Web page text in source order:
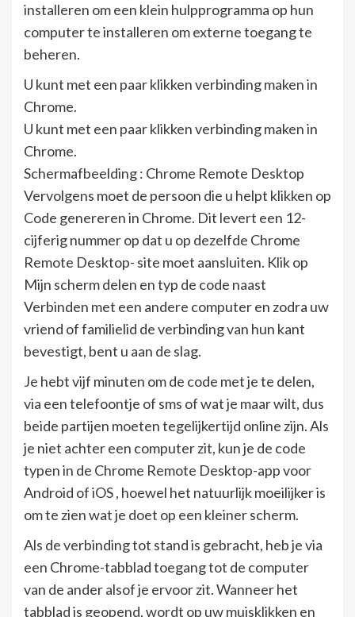
installeren om een ​​klein hulpprogramma op hun
computer te installeren om externe toegang te
beheren.
U kunt met een paar klikken verbinding maken in
Chrome.
U kunt met een paar klikken verbinding maken in
Chrome.
Schermafbeelding : Chrome Remote Desktop
Vervolgens moet de persoon die u helpt klikken op
Code genereren in Chrome. Dit levert een 12-
cijferig nummer op dat u op dezelfde Chrome
Remote Desktop- site moet aansluiten. Klik op
Mijn scherm delen en typ de code naast
Verbinden met een andere computer en zodra uw
vriend of familielid de verbinding van hun kant
bevestigt, bent u aan de slag.
Je hebt vijf minuten om de code met je te delen,
via een telefoontje of sms of wat je maar wilt, dus
beide partijen moeten tegelijkertijd online zijn. Als
je niet achter een computer zit, kun je de code
typen in de Chrome Remote Desktop-app voor
Android of iOS , hoewel het natuurlijk moeilijker is
om te zien wat je doet op een kleiner scherm.
Als de verbinding tot stand is gebracht, heb je via
een Chrome-tabblad toegang tot de computer
van de ander alsof je ervoor zit. Wanneer het
tabblad is geopend, wordt op uw muisklikken en